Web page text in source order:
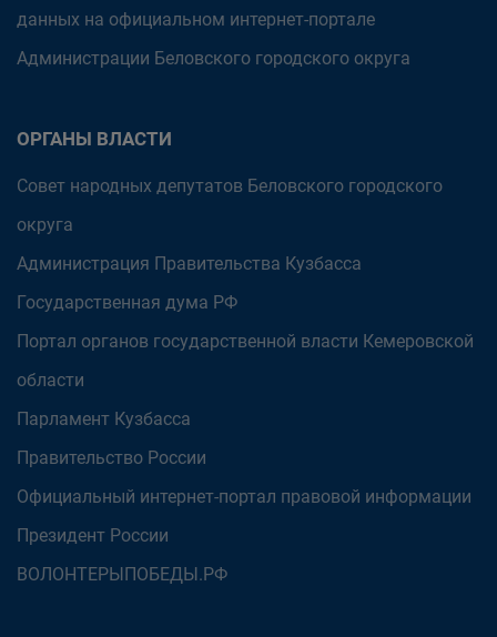
данных на официальном интернет-портале
Администрации Беловского городского округа
ОРГАНЫ ВЛАСТИ
Совет народных депутатов Беловского городского
округа
Администрация Правительства Кузбасса
Государственная дума РФ
Портал органов государственной власти Кемеровской
области
Парламент Кузбасса
Правительство России
Официальный интернет-портал правовой информации
Президент России
ВОЛОНТЕРЫПОБЕДЫ.РФ